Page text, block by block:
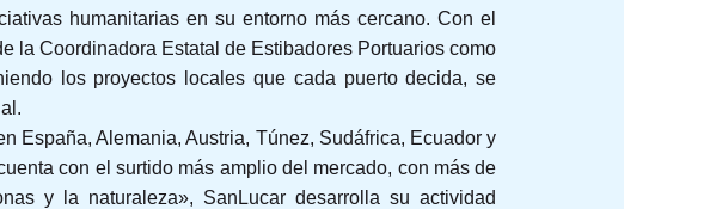
humanitarias en su entorno más cercano. Con el
la Coordinadora Estatal de Estibadores Portuarios como
los proyectos locales que cada puerto decida, se
España, Alemania, Austria, Túnez, Sudáfrica, Ecuador y
con el surtido más amplio del mercado, con más de
y la naturaleza», SanLucar desarrolla su actividad